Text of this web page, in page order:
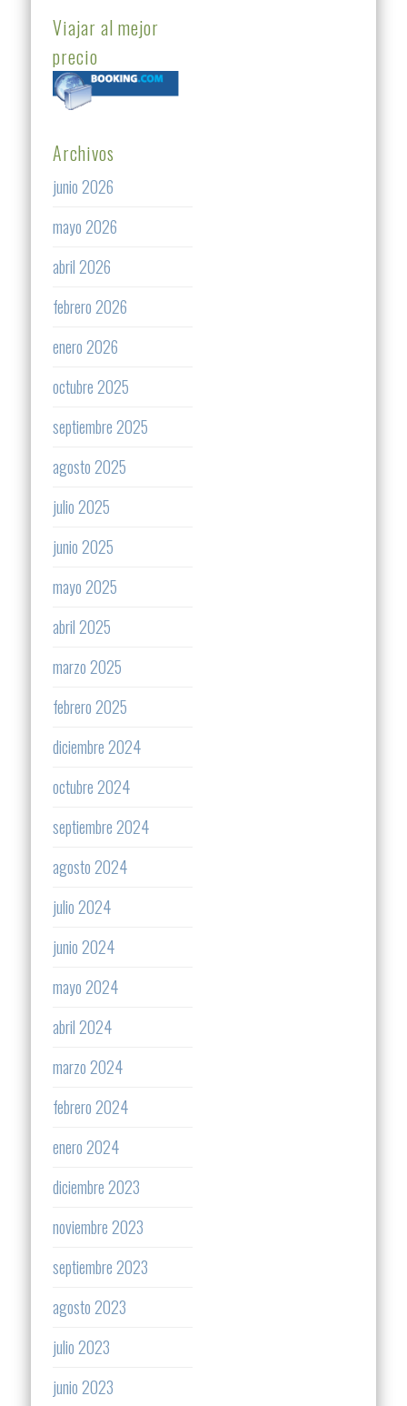
Viajar al mejor
precio
Archivos
junio 2026
mayo 2026
abril 2026
febrero 2026
enero 2026
octubre 2025
septiembre 2025
agosto 2025
julio 2025
junio 2025
mayo 2025
abril 2025
marzo 2025
febrero 2025
diciembre 2024
octubre 2024
septiembre 2024
agosto 2024
julio 2024
junio 2024
mayo 2024
abril 2024
marzo 2024
febrero 2024
enero 2024
diciembre 2023
noviembre 2023
septiembre 2023
agosto 2023
julio 2023
junio 2023